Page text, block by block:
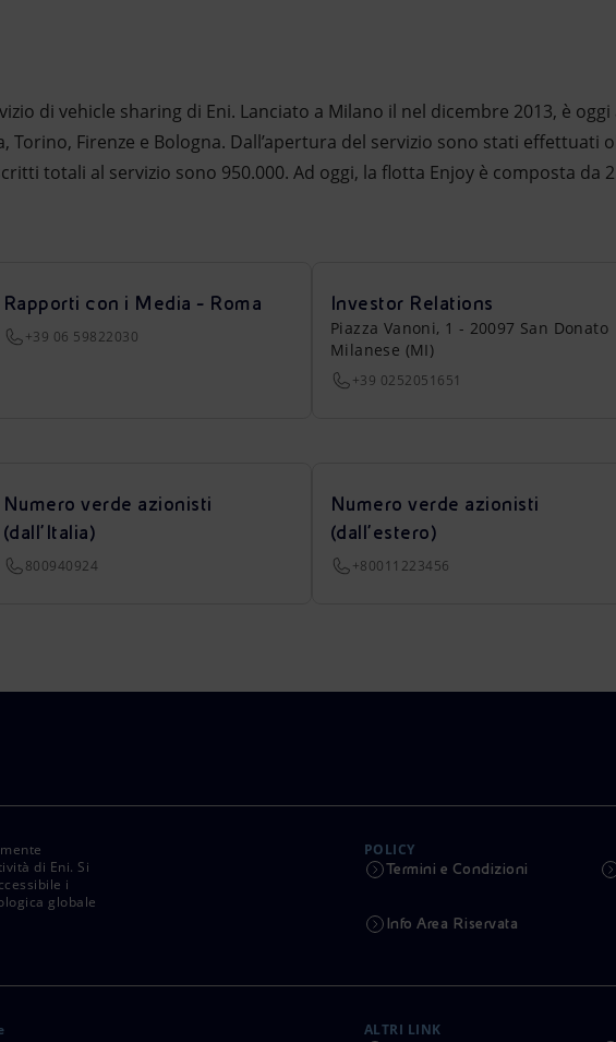
di vehicle sharing di Eni. Lanciato a Milano il nel dicembre 2013, è
Torino, Firenze e Bologna. Dall’apertura del servizio sono stati effettuati
totali al servizio sono 950.000. Ad oggi, la flotta Enjoy è composta da
Rapporti con i Media - Roma
+39 06 59822030
Investor Relations
Piazza Vanoni, 1 - 20097 San Donato
Milanese (MI)
+39 0252051651
Numero verde azionisti
(dall’Italia)
800940924
Numero verde azionisti
(dall’estero)
+80011223456
di Eni. Si
i
globale
POLICY
Termini e Condizioni
Info Area Riservata
ALTRI LINK